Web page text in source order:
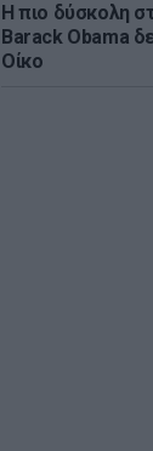
Η πιο δύσκολη
Barack Obama
Οίκο